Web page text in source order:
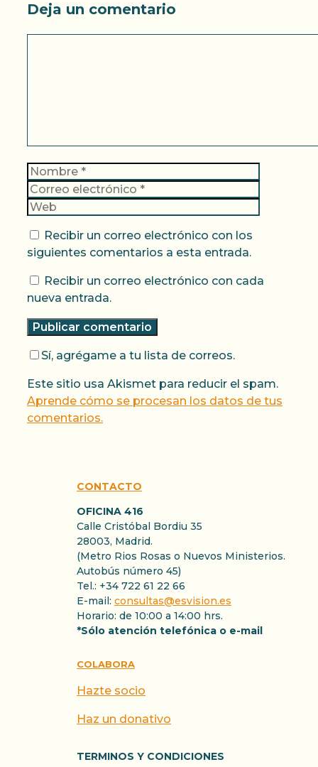
Deja un comentario
Nombre
Recibir un correo electrónico con los
siguientes comentarios a esta entrada.
Recibir un correo electrónico con cada
nueva entrada.
Sí, agrégame a tu lista de correos.
Este sitio usa Akismet para reducir el spam.
Aprende cómo se procesan los datos de tus
comentarios.
CONTACTO
OFICINA 416
Calle Cristóbal Bordiu 35
28003, Madrid.
(Metro Rios Rosas o Nuevos Ministerios.
Autobús número 45)
Tel.: +34 722 61 22 66
E-mail: consultas@esvision.es
Horario: de 10:00 a 14:00 hrs.
*Sólo atención telefónica o e-mail
COLABORA
Hazte socio
Haz un donativo
TERMINOS Y CONDICIONES